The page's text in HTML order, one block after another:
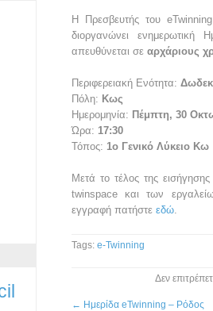
Η Πρεσβευτής του
διοργανώνει
απευθύνεται σε αρχάριους
Περιφερειακή Ενότητα:
Πόλη: Κως
Ημερομηνία: Πέμπτη, 30
Ώρα: 17:30
Τόπος: 1ο Γενικό Λύκειο Κω
Μετά το τέλος της
twinspace και των
εγγραφή πατήστε εδώ.
Tags: e-Twinning
Δεν
← Ημερίδα eTwinning – Ρόδος